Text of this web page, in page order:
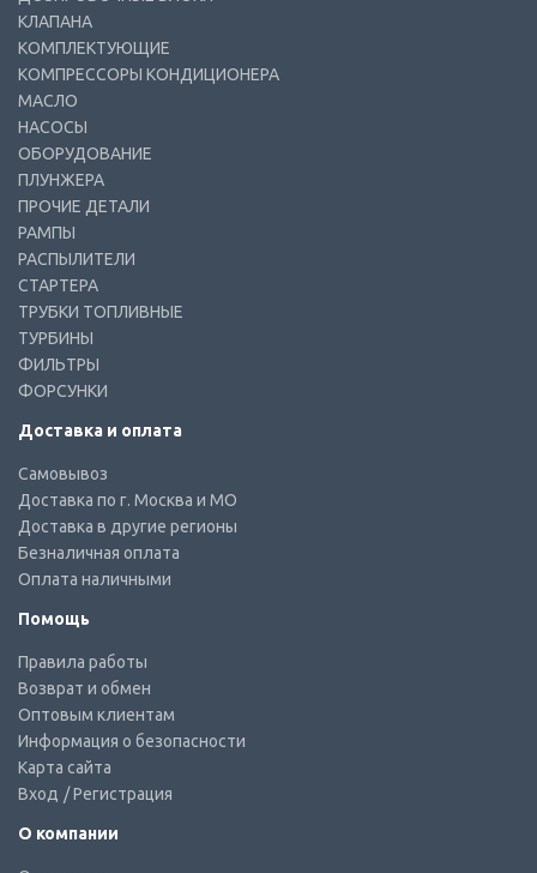
КЛАПАНА
КОМПЛЕКТУЮЩИЕ
КОМПРЕССОРЫ КОНДИЦИОНЕРА
МАСЛО
НАСОСЫ
ОБОРУДОВАНИЕ
ПЛУНЖЕРА
ПРОЧИЕ ДЕТАЛИ
РАМПЫ
РАСПЫЛИТЕЛИ
СТАРТЕРА
ТРУБКИ ТОПЛИВНЫЕ
ТУРБИНЫ
ФИЛЬТРЫ
ФОРСУНКИ
Доставка и оплата
Самовывоз
Доставка по г. Москва и МО
Доставка в другие регионы
Безналичная оплата
Оплата наличными
Помощь
Правила работы
Возврат и обмен
Оптовым клиентам
Информация о безопасности
Карта сайта
Вход / Регистрация
О компании